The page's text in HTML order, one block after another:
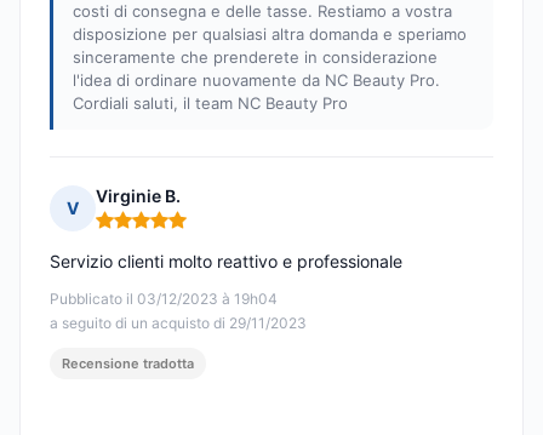
costi di consegna e delle tasse. Restiamo a vostra
disposizione per qualsiasi altra domanda e speriamo
sinceramente che prenderete in considerazione
l'idea di ordinare nuovamente da NC Beauty Pro.
Cordiali saluti, il team NC Beauty Pro
V
Virginie B.
Nota: 5 su 5
Pubblicato il 03/12/2023 à 19h04
a seguito di un acquisto di 29/11/2023
Servizio clienti molto reattivo e professionale
Recensione tradotta